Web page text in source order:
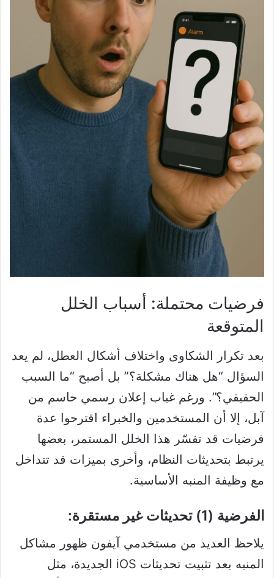
فرضيات محتملة: أسباب الخلل
المتوقعة
بعد تكرار الشكاوى واختلاف أشكال العطل، لم يعد
السؤال “هل هناك مشكلة؟” بل أصبح “ما السبب
الحقيقي؟”. ورغم غياب إعلان رسمي حاسم من
آبل، إلا أن المستخدمين والخبراء اقترحوا عدة
فرضيات قد تفسّر هذا الخلل المستمر، بعضها
يرتبط بتحديثات النظام، وأخرى بميزات قد تتداخل
مع وظيفة المنبه الأساسية.
الفرضية (1) تحديثات غير مستقرة:
يلاحظ العديد من مستخدمي آيفون ظهور مشاكل
المنبه بعد تثبيت تحديثات iOS الجديدة، مثل